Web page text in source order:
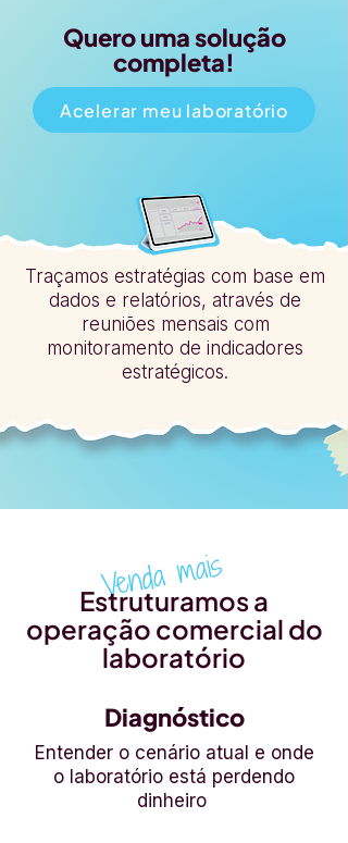
Quero uma solução
completa!
Acelerar meu laboratório
Traçamos estratégias com base em
dados e relatórios, através de
reuniões mensais com
monitoramento de indicadores
estratégicos.
Venda mais
Estruturamos a
operação comercial do
laboratório
Diagnóstico
Entender o cenário atual e onde
o laboratório está perdendo
dinheiro